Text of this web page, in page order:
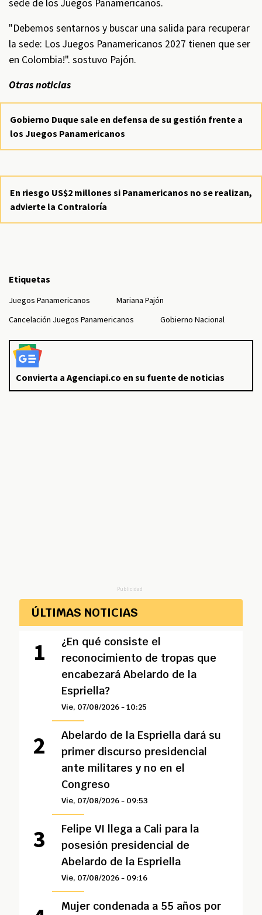
sede de los Juegos Panamericanos.
"Debemos sentarnos y buscar una salida para recuperar
la sede: Los Juegos Panamericanos 2027 tienen que ser
en Colombia!". sostuvo Pajón.
Otras noticias
Gobierno Duque sale en defensa de su gestión frente a
los Juegos Panamericanos
En riesgo US$2 millones si Panamericanos no se realizan,
advierte la Contraloría
Etiquetas
Juegos Panamericanos
Mariana Pajón
Cancelación Juegos Panamericanos
Gobierno Nacional
Convierta a Agenciapi.co en su fuente de noticias
Publicidad
ÚLTIMAS NOTICIAS
¿En qué consiste el
reconocimiento de tropas que
encabezará Abelardo de la
Espriella?
Vie, 07/08/2026 - 10:25
Abelardo de la Espriella dará su
primer discurso presidencial
ante militares y no en el
Congreso
Vie, 07/08/2026 - 09:53
Felipe VI llega a Cali para la
posesión presidencial de
Abelardo de la Espriella
Vie, 07/08/2026 - 09:16
Mujer condenada a 55 años por